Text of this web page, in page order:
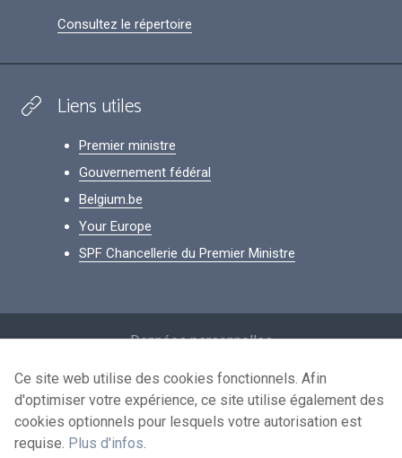
Consultez le répertoire
Liens utiles
Premier ministre
Gouvernement fédéral
Belgium.be
Your Europe
SPF Chancellerie du Premier Ministre
Données personnelles
Conditions de réutilisation
Contactez-nous
Ce site web utilise des cookies fonctionnels. Afin
d'optimiser votre expérience, ce site utilise également des
cookies optionnels pour lesquels votre autorisation est
requise. Plus d'infos.